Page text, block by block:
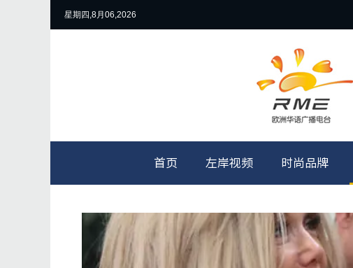
星期四,8月06,2026
首页 左岸视频 时尚品牌